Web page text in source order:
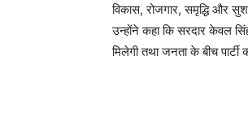
विकास, रोजगार, समृद्धि और
उन्होंने कहा कि सरदार केवल
मिलेगी तथा जनता के बीच